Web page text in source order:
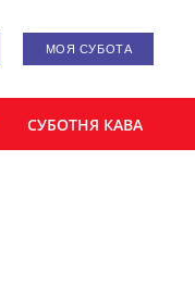
МОЯ СУБОТА
СУБОТНЯ КАВА